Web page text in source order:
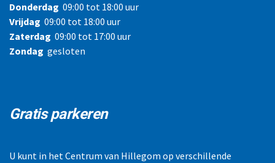
Donderdag 09:00 tot 18:00 uur
Vrijdag 09:00 tot 18:00 uur
Zaterdag 09:00 tot 17:00 uur
Zondag gesloten
Gratis parkeren
U kunt in het Centrum van Hillegom op verschillende